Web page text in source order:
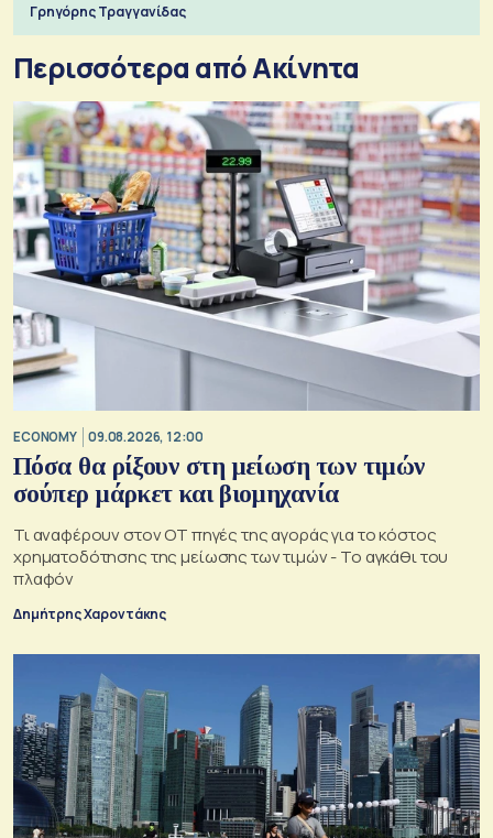
Γρηγόρης Τραγγανίδας
Περισσότερα από Ακίνητα
ECONOMY 09.08.2026, 12:00
Πόσα θα ρίξουν στη μείωση των τιμών
σούπερ μάρκετ και βιομηχανία
Τι αναφέρουν στον ΟΤ πηγές της αγοράς για το κόστος
χρηματοδότησης της μείωσης των τιμών - Το αγκάθι του
πλαφόν
Δημήτρης Χαροντάκης